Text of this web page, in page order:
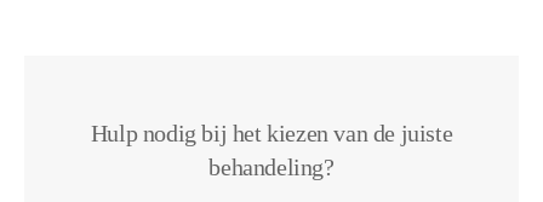
Hulp nodig bij het kiezen van de juiste
behandeling?